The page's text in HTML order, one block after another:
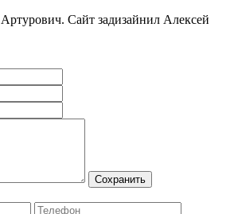
Сайт задизайнил Алексей
Сохранить